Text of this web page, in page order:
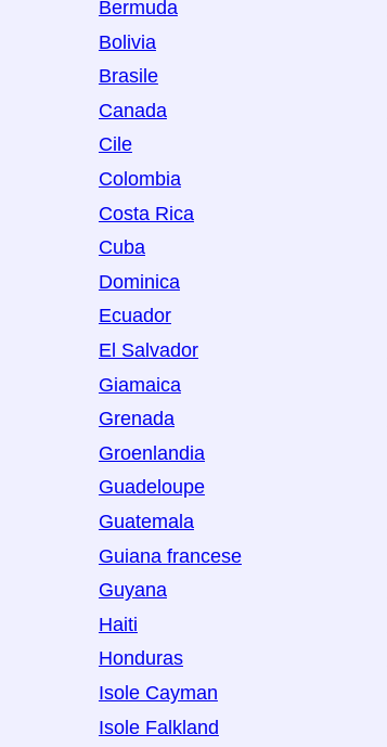
Bermuda
Bolivia
Brasile
Canada
Cile
Colombia
Costa Rica
Cuba
Dominica
Ecuador
El Salvador
Giamaica
Grenada
Groenlandia
Guadeloupe
Guatemala
Guiana francese
Guyana
Haiti
Honduras
Isole Cayman
Isole Falkland